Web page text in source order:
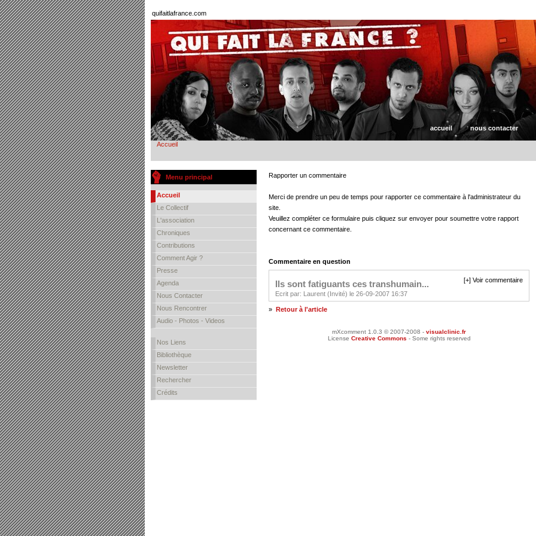
quifaitlafrance.com
accueil nous contacter
Accueil
Menu principal
Accueil
Le Collectif
L'association
Chroniques
Contributions
Comment Agir ?
Presse
Agenda
Nous Contacter
Nous Rencontrer
Audio - Photos - Videos
Nos Liens
Bibliothèque
Newsletter
Rechercher
Crédits
Rapporter un commentaire
Merci de prendre un peu de temps pour rapporter ce commentaire à l'administrateur du
site.
Veuillez compléter ce formulaire puis cliquez sur envoyer pour soumettre votre rapport
concernant ce commentaire.
Commentaire en question
[+] Voir commentaire
Ils sont fatiguants ces transhumain...
Ecrit par: Laurent (Invité) le 26-09-2007 16:37
» Retour à l'article
mXcomment 1.0.3 © 2007-2008 - visualclinic.fr
License Creative Commons - Some rights reserved